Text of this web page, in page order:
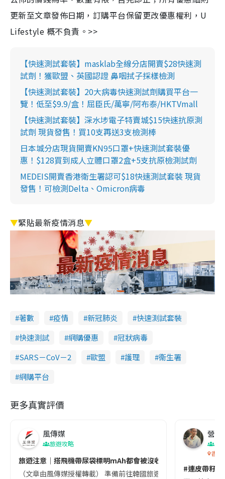
更新至文章發佈日期，訂購平台保留更改優惠權利，U
Lifestyle 概不負責。>>
【快速測試套裝】masklab全線分店開賣$28快速測
試劑！獲歐盟、英國認證 鼻咽拭子採樣檢測
【快速測試套裝】20大病毒快速測試劑購買平台一
覽！低至$9.9/盒！屈臣氏/萬寧/阿布泰/HKTVmall
【快速測試套裝】深水埗電子特賣城$15快速抗原測
試劑 現貨發售！買10支再送3支檢測棒
日本城分店現貨開賣KN95口罩+快速測試套裝優
惠！$128買到成人立體口罩2盒+5支抗原檢測試劑
MEDEIS開賣香港衛生署認可$18快速測試套裝 現貨
發售！可檢測Delta、Omicron病毒
▼緊貼最新疫情消息▼
著數 疫情 新冠肺炎
快速測試套裝
快速測試
網購優惠
冠狀病毒
SARS－CoV－2
歐盟 護理
衞生署
網購平台
更多真實評價
風傳媒
旅遊攻略
旅遊注意｜搭飛機帶尿袋標明mAh都會被沒收😱出發前切記檢查
（文章由風傳媒授權轉載） 準備前往韓國旅遊的民眾，近期要
營養
香港
#連皮帶籽